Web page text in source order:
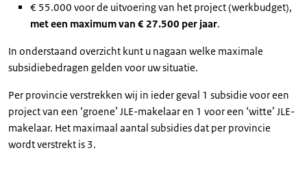
€ 55.000 voor de uitvoering van het project (werkbudget),
met een maximum van € 27.500 per jaar.
In onderstaand overzicht kunt u nagaan welke maximale
subsidiebedragen gelden voor uw situatie.
Per provincie verstrekken wij in ieder geval 1 subsidie voor een
project van een ‘groene’ JLE-makelaar en 1 voor een ‘witte’ JLE-
makelaar. Het maximaal aantal subsidies dat per provincie
wordt verstrekt is 3.